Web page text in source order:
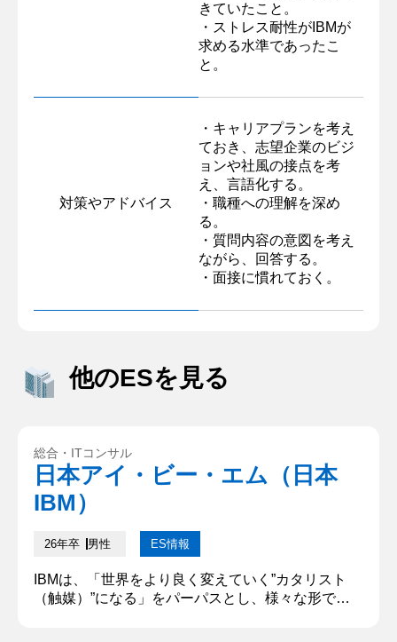
きていたこと。
・ストレス耐性がIBMが
求める水準であったこ
と。
対策やアドバイス
・キャリアプランを考え
ておき、志望企業のビジ
ョンや社風の接点を考
え、言語化する。
・職種への理解を深め
る。
・質問内容の意図を考え
ながら、回答する。
・面接に慣れておく。
他のESを見る
総合・ITコンサル
日本アイ・ビー・エム（日本
IBM）
26年卒 男性 ES情報
IBMは、「世界をより良く変えていく”カタリスト
（触媒）”になる」をパーパスとし、様々な形で社